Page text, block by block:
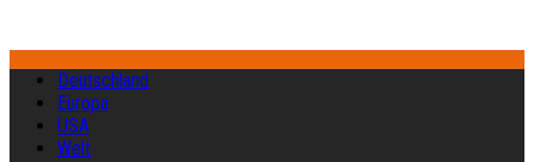
Deutschland
Europa
USA
Welt